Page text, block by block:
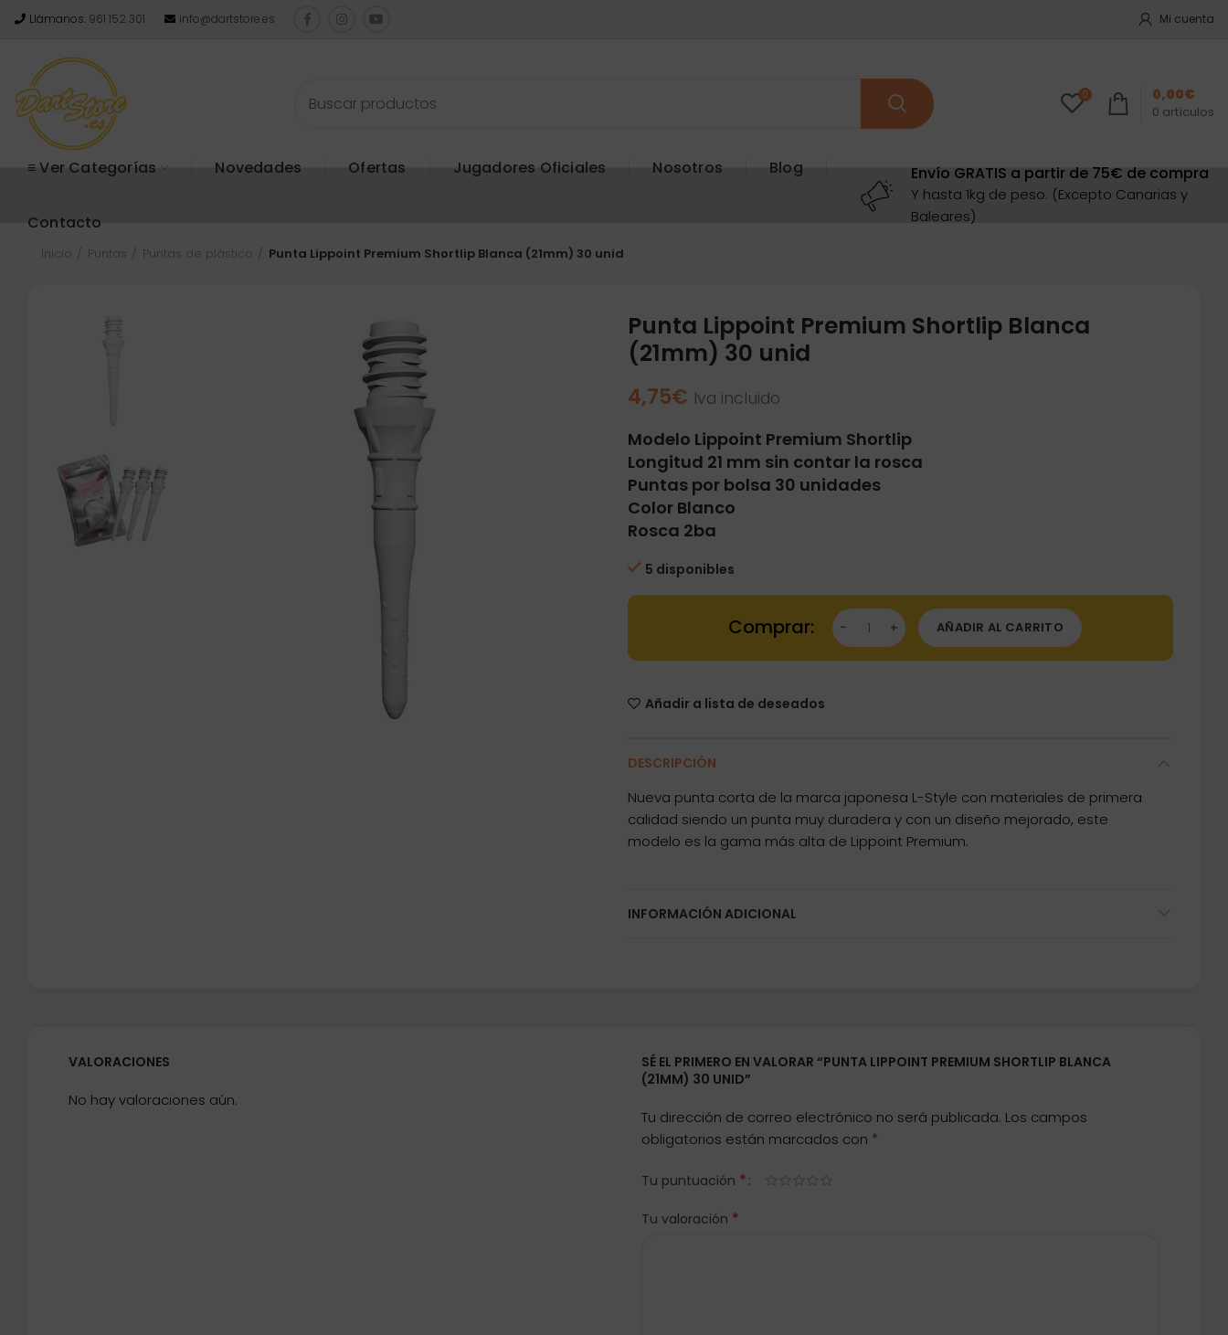
Llámanos: 961 152 301 info@dartstore.es Mi cuenta
0
0 artículos
0,00€
≡ Ver Categorías Novedades Ofertas Jugadores Oficiales Nosotros Blog
Contacto
Envío GRATIS a partir de 75€ de compra
Y hasta 1kg de peso. (Excepto Canarias y
Baleares)
Inicio Puntas Puntas de plástico Punta Lippoint Premium Shortlip Blanca (21mm) 30 unid
Punta Lippoint Premium Shortlip Blanca
(21mm) 30 unid
4,75€ Iva incluido
Modelo Lippoint Premium Shortlip
Longitud 21 mm sin contar la rosca
Puntas por bolsa 30 unidades
Color Blanco
Rosca 2ba
5 disponibles
Punta Lippoint Premium Shortlip Blanca (21mm) 30 unid cantidad
AÑADIR AL CARRITO
Añadir a lista de deseados
DESCRIPCIÓN
Nueva punta corta de la marca japonesa L-Style con materiales de primera
calidad siendo un punta muy duradera y con un diseño mejorado, este
modelo es la gama más alta de Lippoint Premium.
INFORMACIÓN ADICIONAL
VALORACIONES
No hay valoraciones aún.
SÉ EL PRIMERO EN VALORAR “PUNTA LIPPOINT PREMIUM SHORTLIP BLANCA
(21MM) 30 UNID”
Tu dirección de correo electrónico no será publicada. Los campos
obligatorios están marcados con *
Tu puntuación *
Tu valoración *